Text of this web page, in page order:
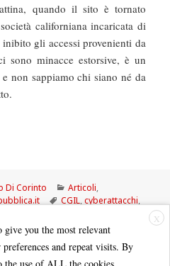
quando il sito è tornato
californiana incaricata di
gli accessi provenienti da
sono minacce estorsive, è un
non sappiamo chi siano né da
Di Corinto Categorie
Articoli,
Tag
CGIL,cyberattacchi,
X
give you the most relevant
and repeat visits. By